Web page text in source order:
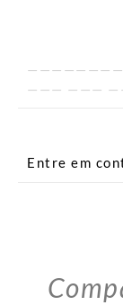
——— ———
Entre em